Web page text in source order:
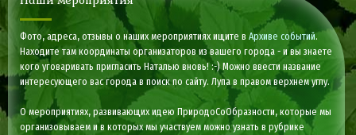
Фото, адреса, отзывы о наших мероприятиях ищите вАрхиве событий.
Находите там координаты организаторов из вашего города - и вы знаете
кого уговаривать пригласить Наталью вновь! :-) Можно ввести название
интересующего вас города в поиск по сайту. Лупа в правом верхнем углу.
О мероприятиях, развивающих идею ПриродоСоОбразности, которые мы
организовываем и в которых мы участвуем можно узнать в рубрике